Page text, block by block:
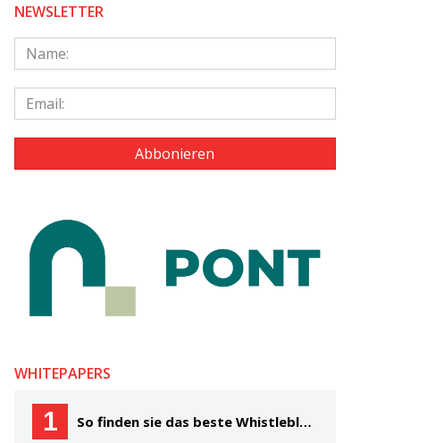
NEWSLETTER
WHITEPAPERS
1 So finden sie das beste Whistleblowing- System für Ihre Organisation Ein Käuferleitfaden